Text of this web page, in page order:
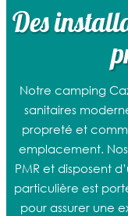
Des
Notre camping
sanitaires
propreté et
emplacement.
PMR et disposent
particulière est
pour assurer une